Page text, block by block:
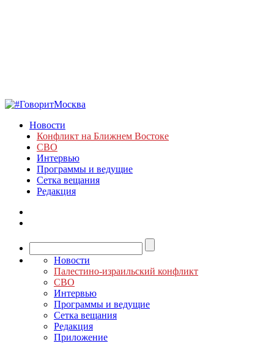
Новости
Конфликт на Ближнем Востоке
СВО
Интервью
Программы и ведущие
Сетка вещания
Редакция
Новости
Палестино-израильский конфликт
СВО
Интервью
Программы и ведущие
Сетка вещания
Редакция
Приложение